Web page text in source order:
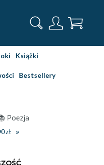
Książki
Bestsellery
Poezja